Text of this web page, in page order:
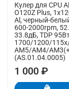
Кулер для CPU
O120Z Plus,
Al, черный-
600-2000rpm,
33.8дБ, TDP
1700/1200/
AM5/AM4/
(AS.01.04.0005)
1 000 ₽